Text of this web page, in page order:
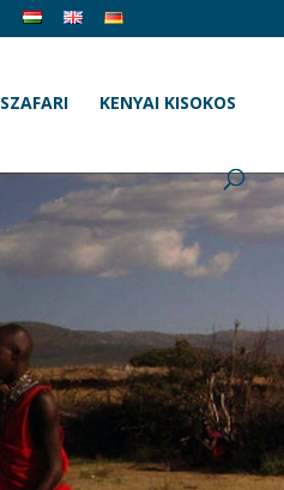
SZAFARI KENYAI KISOKOS